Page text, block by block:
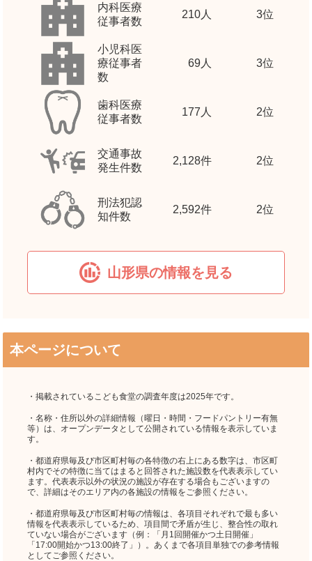
内科医療
従事者数
210人 3位
小児科医
療従事者
数
69人 3位
歯科医療
従事者数
177 人 2位
交通事故
発生件数
2,128件 2位
刑法犯認
知件数
2,592件 2位
山形県の情報を見る
本ページについて
・掲載されているこども食堂の調査年度は2025年です。
・名称・住所以外の詳細情報（曜日・時間・フードパントリー有無
等）は、オープンデータとして公開されている情報を表示していま
す。
・都道府県毎及び市区町村毎の各特徴の右上にある数字は、市区町
村内でその特徴に当てはまると回答された施設数を代表表示してい
ます。代表表示以外の状況の施設が存在する場合もございますの
で、詳細はそのエリア内の各施設の情報をご参照ください。
・都道府県毎及び市区町村毎の情報は、各項目それぞれで最も多い
情報を代表表示しているため、項目間で矛盾が生じ、整合性の取れ
ていない場合がございます（例：「月1回開催かつ土日開催」
「17:00開始かつ13:00終了」）。あくまで各項目単独での参考情報
としてご参照ください。